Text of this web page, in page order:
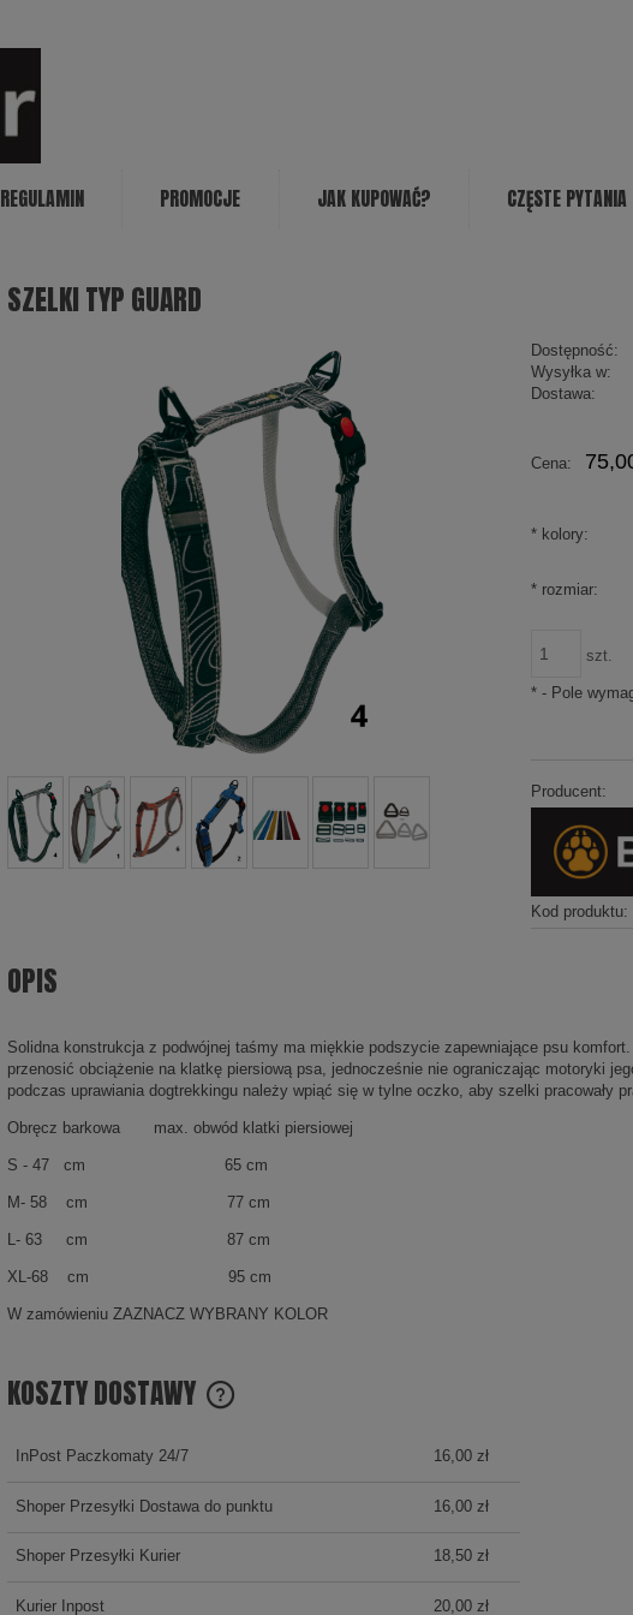
REGULAMIN PROMOCJE JAK KUPOWAĆ? CZĘSTE PYTANIA
SZELKI TYP GUARD
Dostępność:
Wysyłka w:
Dostawa:
Cena:
* kolory:
* rozmiar:
szt.
* - Pole
Producent:
Kod produktu:
OPIS
Solidna konstrukcja z podwójnej taśmy ma miękkie podszycie zapewniające psu
przenosić obciążenie na klatkę piersiową psa, jednocześnie nie ograniczając motoryki
podczas uprawiania dogtrekkingu należy wpiąć się w tylne oczko, aby szelki pracowały
Obręcz barkowa max. obwód klatki piersiowej
S - 47 cm 65 cm
M- 58 cm 77 cm
L- 63 cm 87 cm
XL-68 cm 95 cm
W zamówieniu ZAZNACZ WYBRANY KOLOR
KOSZTY DOSTAWY
CENA NIE ZAWIERA EWENTUALNYCH KOSZTÓW
InPost Paczkomaty 24/7 16,00 zł
Shoper Przesyłki Dostawa do punktu 16,00 zł
Shoper Przesyłki Kurier 18,50 zł
Kurier Inpost 20,00 zł